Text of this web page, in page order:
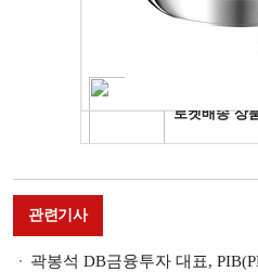
관련기사
곽봉석 DB금융투자 대표, PIB(PB+IB) 연계 모